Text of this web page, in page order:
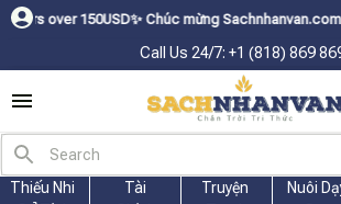
ㅤ✨ Chúc mừng Sachnhanvan.com đã có mặt
Call Us 24/7: +1 (818) 869
Thiếu Nhi
Tài
Truyện
Nuôi